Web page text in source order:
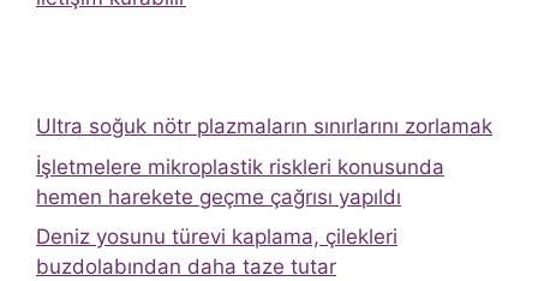
Ultra soğuk nötr plazmaların sınırlarını zorlamak
İşletmelere mikroplastik riskleri konusunda
hemen harekete geçme çağrısı yapıldı
Deniz yosunu türevi kaplama, çilekleri
buzdolabından daha taze tutar